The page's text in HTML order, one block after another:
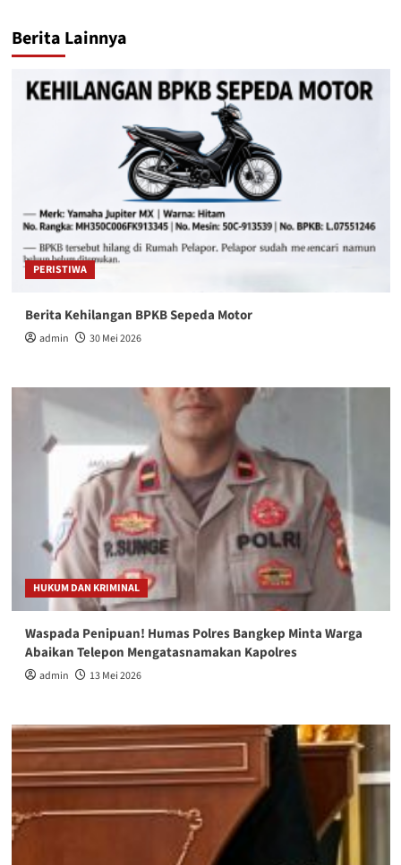
Berita Lainnya
PERISTIWA
Berita Kehilangan BPKB Sepeda Motor
admin 30 Mei 2026
HUKUM DAN KRIMINAL
Waspada Penipuan! Humas Polres Bangkep Minta Warga
Abaikan Telepon Mengatasnamakan Kapolres
admin 13 Mei 2026